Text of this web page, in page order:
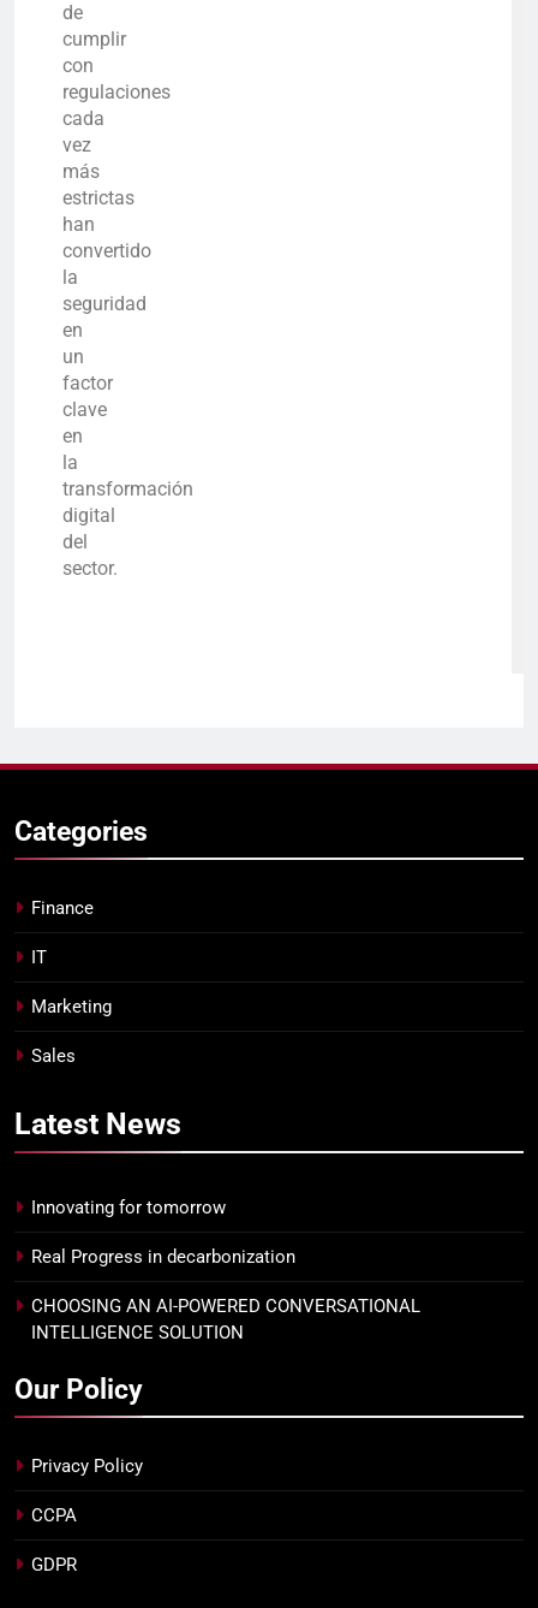
de
cumplir
con
regulaciones
cada
vez
más
estrictas
han
convertido
la
seguridad
en
un
factor
clave
en
la
transformación
digital
del
sector.
Categories
Finance
IT
Marketing
Sales
Latest News
Innovating for tomorrow
Real Progress in decarbonization
CHOOSING AN AI-POWERED CONVERSATIONAL
INTELLIGENCE SOLUTION
Our Policy
Privacy Policy
CCPA
GDPR